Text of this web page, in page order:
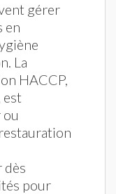
gérer
en
La
HACCP,
est
dès
pour